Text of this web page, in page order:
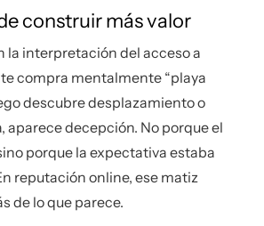
construir más valor
la interpretación del acceso a
compra mentalmente “playa
descubre desplazamiento o
aparece decepción. No porque el
porque la expectativa estaba
reputación online, ese matiz
de lo que parece.